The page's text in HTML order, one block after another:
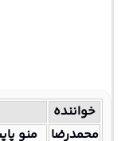
خواننده
محمدرضا
منو